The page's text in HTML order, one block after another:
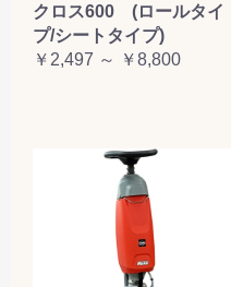
クロス600 (ロールタイ
プ/シートタイプ)
￥2,497 ～ ￥8,800